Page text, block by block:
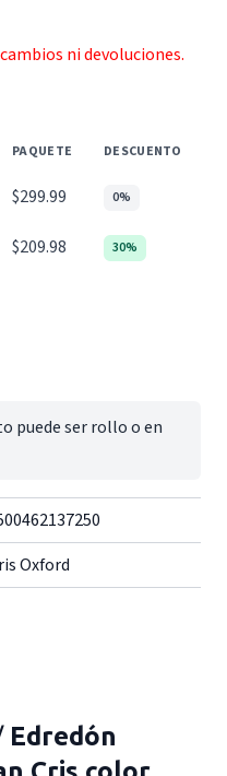
ni devoluciones.
PAQUETE DESCUENTO
$299.99 0%
$209.98 30%
puede ser rollo o en
Oxford
Edredón